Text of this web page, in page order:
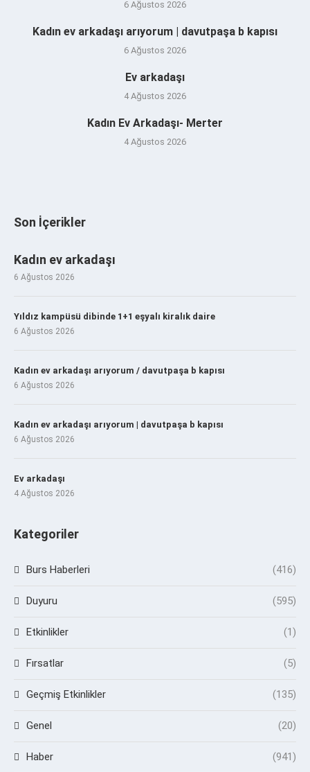
6 Ağustos 2026
Kadın ev arkadaşı arıyorum | davutpaşa b kapısı
6 Ağustos 2026
Ev arkadaşı
4 Ağustos 2026
Kadın Ev Arkadaşı- Merter
4 Ağustos 2026
Son İçerikler
Kadın ev arkadaşı
6 Ağustos 2026
Yıldız kampüsü dibinde 1+1 eşyalı kiralık daire
6 Ağustos 2026
Kadın ev arkadaşı arıyorum / davutpaşa b kapısı
6 Ağustos 2026
Kadın ev arkadaşı arıyorum | davutpaşa b kapısı
6 Ağustos 2026
Ev arkadaşı
4 Ağustos 2026
Kategoriler
Burs Haberleri (416)
Duyuru (595)
Etkinlikler (1)
Fırsatlar (5)
Geçmiş Etkinlikler (135)
Genel (20)
Haber (941)